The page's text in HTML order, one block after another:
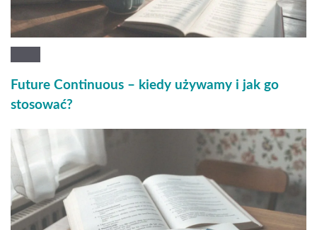
Future Continuous – kiedy używamy i jak go
stosować?